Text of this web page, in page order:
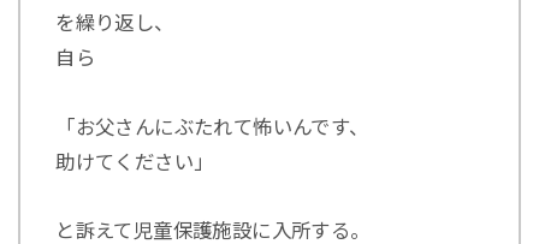
を繰り返し、
自ら
「お父さんにぶたれて怖いんです、
助けてください」
と訴えて児童保護施設に入所する。